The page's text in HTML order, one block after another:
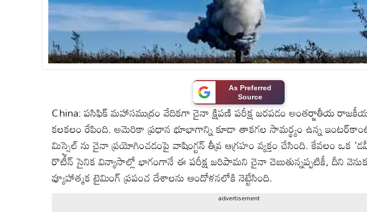
వ్యవసాయం
As Preferred
Source
China: పసిఫిక్ మహాసముద్రం వేదికగా చైనా క్షిపణి పరీక్ష జరపడం అంతర్జాతీయ
కలకలం రేపింది. అమెరికా ప్రధాన భూభాగాన్ని కూడా తాకగల సామర్థ్యం ఉన్న
మిస్సైల్ ను చైనా ప్రయోగించడంపై వాషింగ్టన్ తీవ్ర ఆగ్రహం వ్యక్తం చేసింది. కేవలం
రొటీన్ సైనిక విన్యాసాల్లో భాగంగానే ఈ పరీక్ష జరిపామని చైనా చెబుతున్నప్పటికీ, దీని
వ్యూహాత్మక టైమింగ్ ప్రపంచ దేశాలను ఆందోళనలోకి నెట్టేసింది.
advertisement